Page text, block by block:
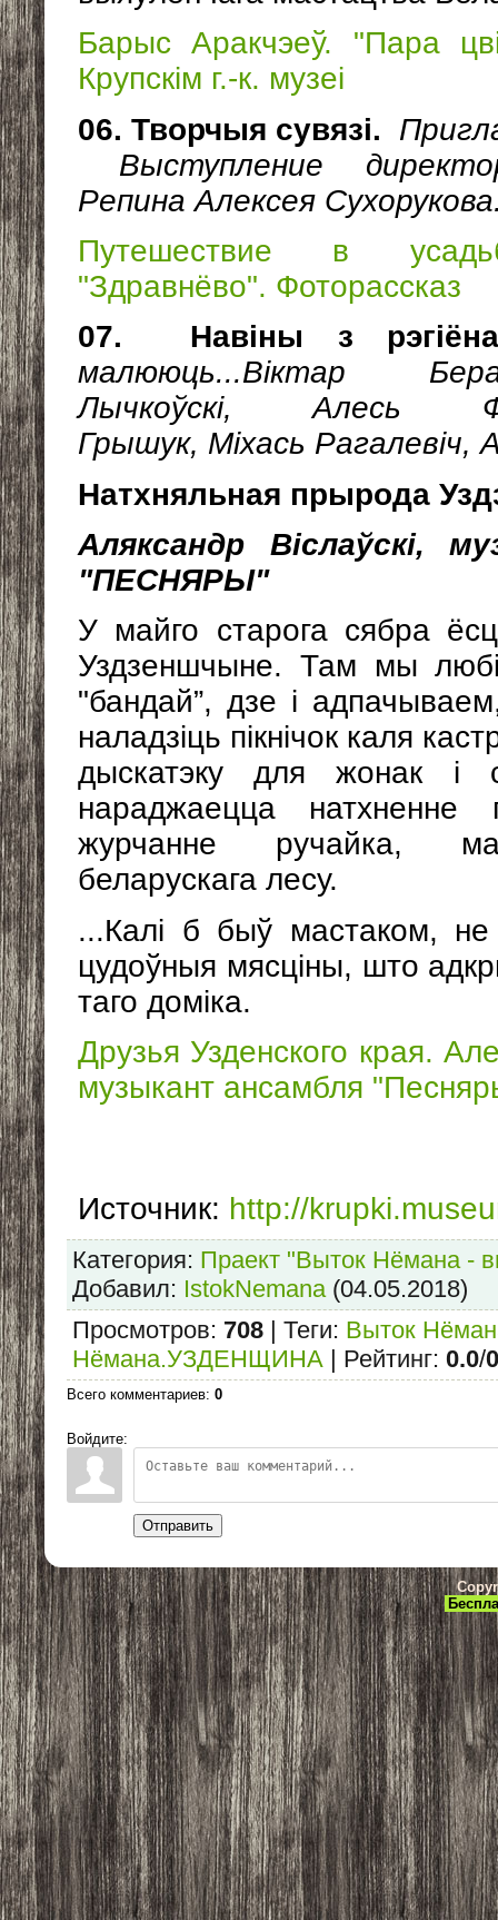
Барыс Аракчэеў. "Пара
Крупскім г.-к. музеі
06. Творчыя сувязі.
Выступление
Репина Алексея
Путешествие в
"Здравнёво". Фоторассказ
07. Навіны з
малююць...Віктар
Лычкоўскі, Алесь
Грышук, Міхась Рагалевіч,
Натхняльная прырода
Аляксандр Віслаўскі,
"ПЕСНЯРЫ"
У майго старога сябра
Уздзеншчыне. Там мы
"бандай”, дзе і
наладзіць пікнічок каля
дыскатэку для жонак і
нараджаецца
журчанне ручайка,
беларускага лесу.
...Калі б быў мастаком,
цудоўныя мясціны, што
таго доміка.
Друзья Узденского края.
музыкант ансамбля
Источник: http://
Категория: Праект "Выток Нёмана -
Добавил: IstokNemana (04.05.2018)
Просмотров: 708 | Теги: Выток
Нёмана.УЗДЕНЩИНА | Рейтинг: 0.0/0
Всего комментариев: 0
Войдите:
Отправить